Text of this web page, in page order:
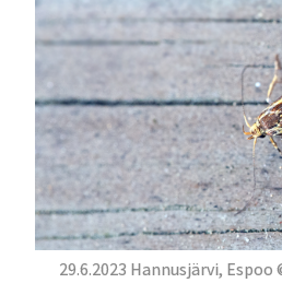
29.6.2023 Hannusjärvi,